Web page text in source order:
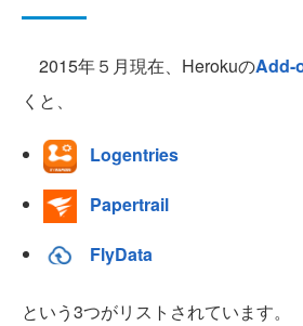
2015年５月現在、HerokuのAdd-
くと、
Logentries
Papertrail
FlyData
という3つがリストされています。